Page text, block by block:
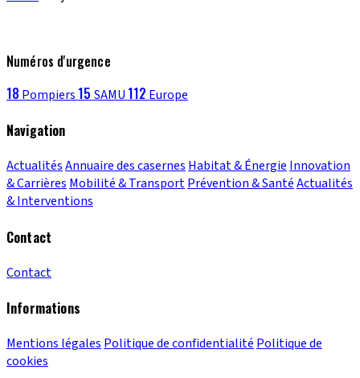
Numéros d'urgence
18 Pompiers 15 SAMU 112 Europe
Navigation
ActualitésAnnuaire des casernes Habitat & Énergie Innovation
& Carrières Mobilité & TransportPrévention & SantéActualités
& Interventions
Contact
Contact
Informations
Mentions légalesPolitique de confidentialitéPolitique de
cookies